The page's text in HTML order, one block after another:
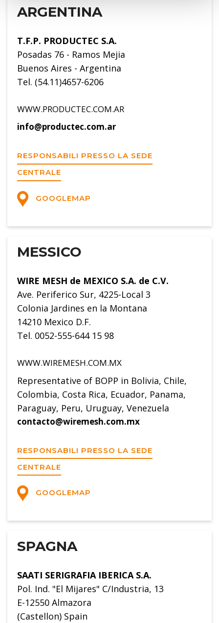
ARGENTINA
T.F.P. PRODUCTEC S.A.
Posadas 76 - Ramos Mejia
Buenos Aires - Argentina
Tel. (54.11)4657-6206
WWW.PRODUCTEC.COM.AR
info@productec.com.ar
RESPONSABILI PRESSO LA SEDE
CENTRALE
GOOGLEMAP
MESSICO
WIRE MESH de MEXICO S.A. de C.V.
Ave. Periferico Sur, 4225-Local 3
Colonia Jardines en la Montana
14210 Mexico D.F.
Tel. 0052-555-644 15 98
WWW.WIREMESH.COM.MX
Representative of BOPP in Bolivia, Chile,
Colombia, Costa Rica, Ecuador, Panama,
Paraguay, Peru, Uruguay, Venezuela
contacto@wiremesh.com.mx
RESPONSABILI PRESSO LA SEDE
CENTRALE
GOOGLEMAP
SPAGNA
SAATI SERIGRAFIA IBERICA S.A.
Pol. Ind. "El Mijares" C/Industria, 13
E-12550 Almazora
(Castellon) Spain